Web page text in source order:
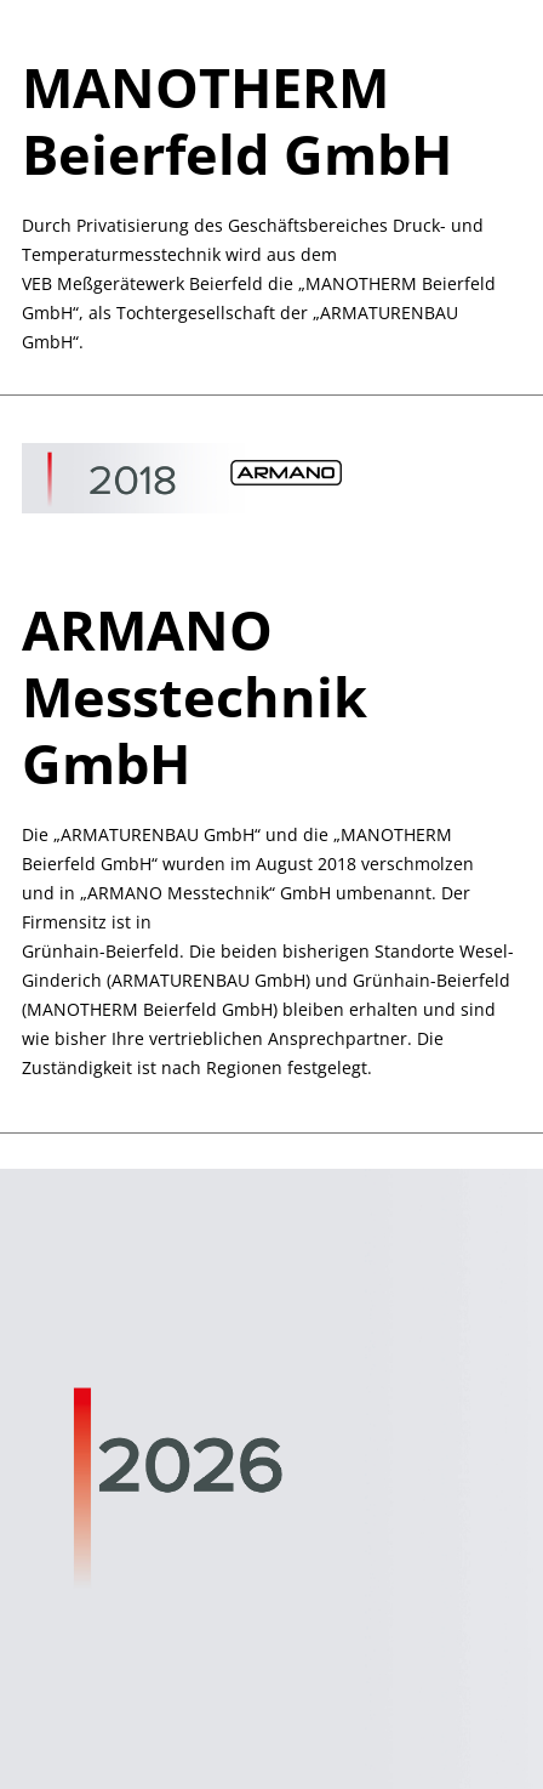
MANOTHERM
Beierfeld GmbH
Durch Privatisierung des Geschäftsbereiches Druck- und
Temperaturmesstechnik wird aus dem
VEB Meßgerätewerk Beierfeld die „MANOTHERM Beierfeld
GmbH“, als Tochtergesellschaft der „ARMATURENBAU
GmbH“.
ARMANO
Messtechnik
GmbH
Die „ARMATURENBAU GmbH“ und die „MANOTHERM
Beierfeld GmbH“ wurden im August 2018 verschmolzen
und in „ARMANO Messtechnik“ GmbH umbenannt. Der
Firmensitz ist in
Grünhain-Beierfeld. Die beiden bisherigen Standorte Wesel-
Ginderich (ARMATURENBAU GmbH) und Grünhain-Beierfeld
(MANOTHERM Beierfeld GmbH) bleiben erhalten und sind
wie bisher Ihre vertrieblichen Ansprechpartner. Die
Zuständigkeit ist nach Regionen festgelegt.